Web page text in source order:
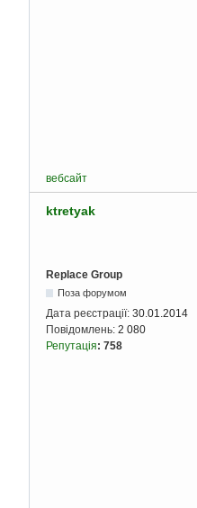
вебсайт
ktretyak
Replace Group
Поза форумом
Дата реєстрації: 30.01.2014
Повідомлень: 2 080
Репутація: 758